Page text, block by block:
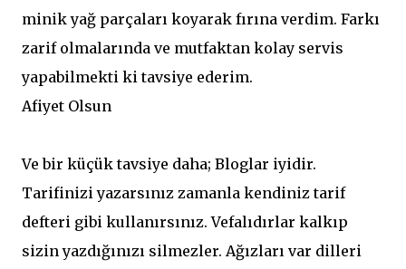
minik yağ parçaları koyarak fırına verdim. Farkı
zarif olmalarında ve mutfaktan kolay servis
yapabilmekti ki tavsiye ederim.
Afiyet Olsun
Ve bir küçük tavsiye daha; Bloglar iyidir.
Tarifinizi yazarsınız zamanla kendiniz tarif
defteri gibi kullanırsınız. Vefalıdırlar kalkıp
sizin yazdığınızı silmezler. Ağızları var dilleri